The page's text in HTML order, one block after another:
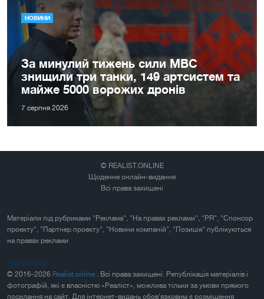
НОВИНИ
За минулий тижень сили МВС
знищили три танки, 149 артсистем та
майже 5000 ворожих дронів
7 серпня 2026
© REALIST.ONLINE
Щоденне онлайн-видання
Всі права захищені
Матеріали під рубриками "Реклама", "На правах реклами", "PR", "Спонсор
проекту", "Партнер проекту", "Новини компаній", "Позиція" публікуються
на правах реклами
Карта сайта
© 2016-2026 Realist.online . Всі права захищені. Републікація матеріалів і
фотографій, які є власністю «Реаліст», можлива тільки за умови прямого
посилання на сайт. Для інтернет-видань обов'язковим є розміщення